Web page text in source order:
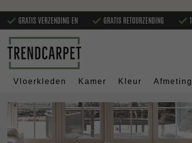
GRATIS VERZENDING EN GRATIS RETOURZENDING
Vloerkleden Kamer Kleur Afmeting